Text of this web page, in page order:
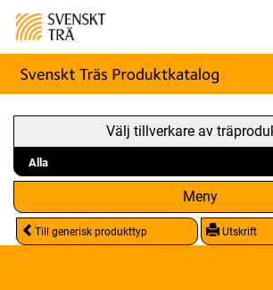
Välj tillverkare av
Meny
Till generisk produkttyp Utskrift